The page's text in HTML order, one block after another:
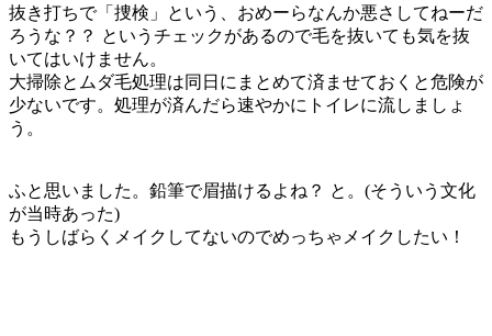
抜き打ちで「捜検」という、おめーらなんか悪さしてねーだ
ろうな？？ というチェックがあるので毛を抜いても気を抜
いてはいけません。
大掃除とムダ毛処理は同日にまとめて済ませておくと危険が
少ないです。処理が済んだら速やかにトイレに流しましょ
う。
ふと思いました。鉛筆で眉描けるよね？ と。(そういう文化
が当時あった)
もうしばらくメイクしてないのでめっちゃメイクしたい！